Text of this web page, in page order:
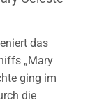
das
„Mary
ging im
die